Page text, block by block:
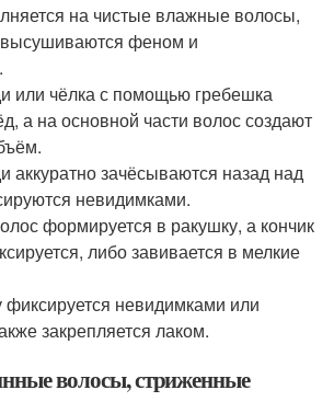
на чистые влажные волосы,
феном и
или чёлка с помощью гребешка
а на основной части волос создают
аккуратно зачёсываются назад над
невидимками.
формируется в ракушку, а кончик
либо завивается в мелкие
фиксируется невидимками или
закрепляется лаком.
волосы, стриженные